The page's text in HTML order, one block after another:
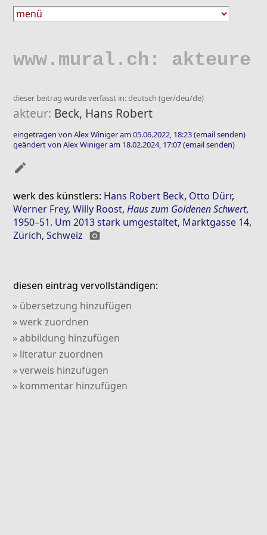
www.mural.ch: akteure
dieser beitrag wurde verfasst in: deutsch (ger/deu/de)
akteur: Beck, Hans Robert
eingetragen von Alex Winiger am 05.06.2022, 18:23(email senden)
geändert von Alex Winiger am 18.02.2024, 17:07(email senden)
mode_edit
werk des künstlers: Hans Robert Beck, Otto Dürr,
Werner Frey,Willy Roost,Haus zum Goldenen Schwert,
1950–51. Um 2013 stark umgestaltet, Marktgasse 14,
Zürich, Schweiz photo_camera
diesen eintrag vervollständigen:
» übersetzung hinzufügen
» werk zuordnen
» abbildung hinzufügen
» literatur zuordnen
» verweis hinzufügen
» kommentar hinzufügen